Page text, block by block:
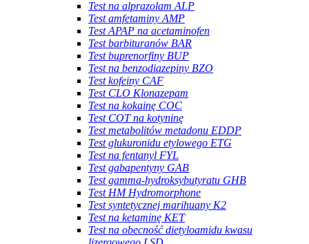
Test na alprazolam ALP
Test amfetaminy AMP
Test APAP na acetaminofen
Test barbituranów BAR
Test buprenorfiny BUP
Test na benzodiazepiny BZO
Test kofeiny CAF
Test CLO Klonazepam
Test na kokainę COC
Test COT na kotyninę
Test metabolitów metadonu EDDP
Test glukuronidu etylowego ETG
Test na fentanyl FYL
Test gabapentyny GAB
Test gamma-hydroksybutyratu GHB
Test HM Hydromorphone
Test syntetycznej marihuany K2
Test na ketaminę KET
Test na obecność dietyloamidu kwasu